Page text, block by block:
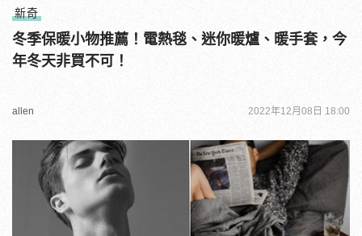
新奇
冬季保暖小物推薦！電熱毯、迷你暖爐、暖手套，今
年冬天非買不可！
allen 2022年12月08日 18:00